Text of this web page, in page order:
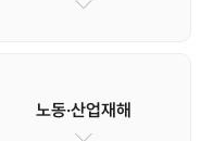
노동·산업재해